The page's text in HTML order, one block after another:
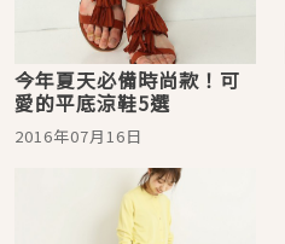
今年夏天必備時尚款！可
愛的平底涼鞋5選
2016年07月16日